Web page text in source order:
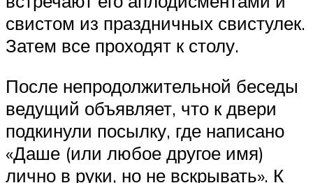
свистом из праздничных свистулек.
Затем все проходят к столу.
После непродолжительной беседы
ведущий объявляет, что к двери
подкинули посылку, где написано
«Даше (или любое другое имя)
лично в руки, но не вскрывать». К